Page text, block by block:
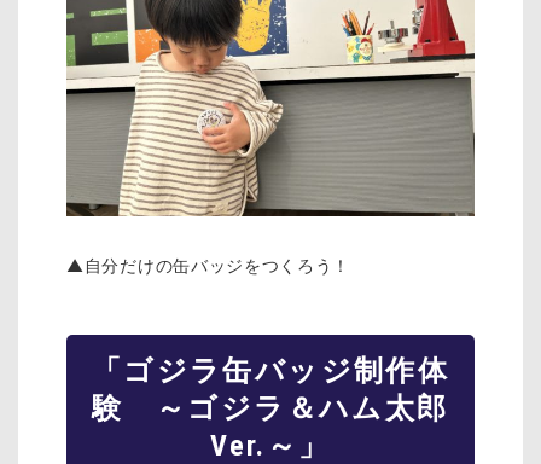
▲自分だけの缶バッジをつくろう！
「ゴジラ缶バッジ制作体
験 ～ゴジラ＆ハム太郎
Ver.～」